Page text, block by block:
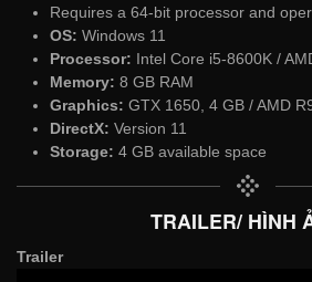
Requires a 64-bit processor and
OS: Windows 11
Processor: Intel Core i5-8600K /
Memory: 8 GB RAM
Graphics: GTX 1650, 4 GB / AMD
DirectX: Version 11
Storage: 4 GB available space
TRAILER/ HÌNH
Trailer